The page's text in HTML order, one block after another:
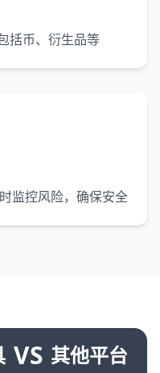
括币、衍生品等
监控风险，确保安全
VS 其他平台